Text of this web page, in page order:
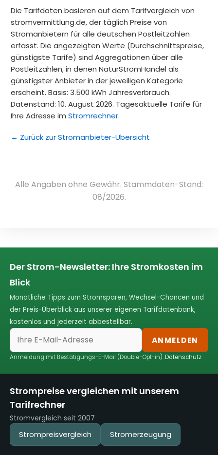
Die Tarifdaten basieren auf dem Tarifvergleich von
stromvermittlung.de, der täglich Preise von
Stromanbietern für alle deutschen Postleitzahlen
erfasst. Die angezeigten Werte (Durchschnittspreise,
günstigste Tarife) sind Aggregationen über alle
Postleitzahlen, in denen NaturStromHandel als
günstigster Anbieter in der jeweiligen Kategorie
erscheint. Basis: 3.500 kWh Jahresverbrauch.
Datenstand: 10. August 2026. Tagesaktuelle Tarife für
Ihre Adresse imStromrechner.
← Zurück zur Stromanbieter-Übersicht
Alle Angaben ohne Gewähr. Stammdaten-Stand:
08/2026.
Der Strom-Newsletter: Ihre Stromkosten im
Blick
Monatliche Tipps zum Stromsparen, Wechsel-Chancen und
der Preis-Überblick aus unserer eigenen Tarifdatenbank,
kostenlos und jederzeit abbestellbar.
ANMELDEN
Anmeldung mit Bestätigungs-E-Mail (Double-Opt-in).Datenschutz
Strompreise vergleichen mit unserem
Tarifrechner
Stromvergleich seit 2007
Strompreisvergleich Stromerzeugung